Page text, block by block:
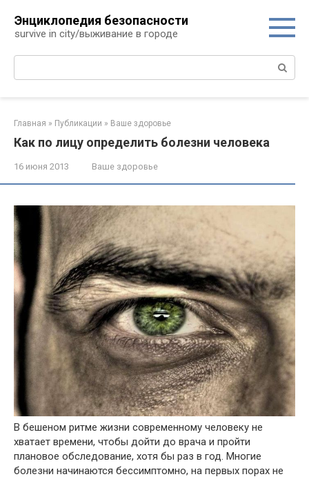
контенту
Энциклопедия безопасности
survive in city/выживание в городе
Поиск:
Главная » Публикации » Ваше здоровье
Как по лицу определить болезни человека
16 июня 2013 Ваше здоровье
В бешеном ритме жизни современному человеку не
хватает времени, чтобы дойти до врача и пройти
плановое обследование, хотя бы раз в год. Многие
болезни начинаются бессимптомно, на первых порах не